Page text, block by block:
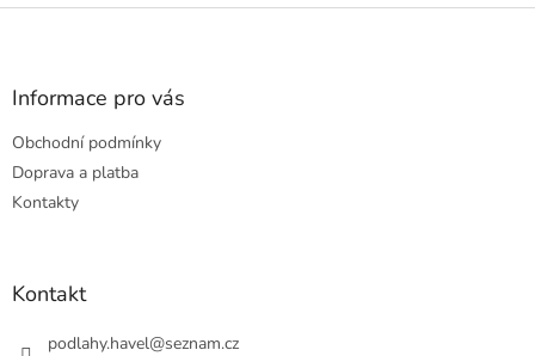
Z
Informace pro vás
Obchodní podmínky
Doprava a platba
Kontakty
Kontakt
podlahy.havel@seznam.cz